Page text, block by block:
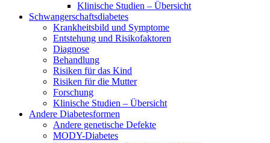
Klinische Studien – Übersicht
Schwangerschaftsdiabetes
Krankheitsbild und Symptome
Entstehung und Risikofaktoren
Diagnose
Behandlung
Risiken für das Kind
Risiken für die Mutter
Forschung
Klinische Studien – Übersicht
Andere Diabetesformen
Andere genetische Defekte
MODY-Diabetes